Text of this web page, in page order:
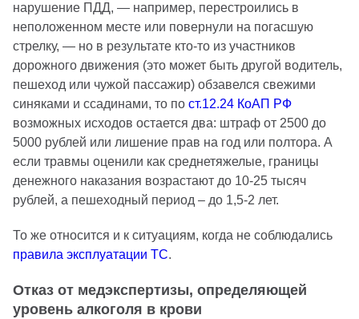
нарушение ПДД, — например, перестроились в
неположенном месте или повернули на погасшую
стрелку, — но в результате кто-то из участников
дорожного движения (это может быть другой водитель,
пешеход или чужой пассажир) обзавелся свежими
синяками и ссадинами, то по ст.12.24 КоАП РФ
возможных исходов остается два: штраф от 2500 до
5000 рублей или лишение прав на год или полтора. А
если травмы оценили как среднетяжелые, границы
денежного наказания возрастают до 10-25 тысяч
рублей, а пешеходный период – до 1,5-2 лет.
То же относится и к ситуациям, когда не соблюдались
правила эксплуатации ТС.
Отказ от медэкспертизы, определяющей
уровень алкоголя в крови